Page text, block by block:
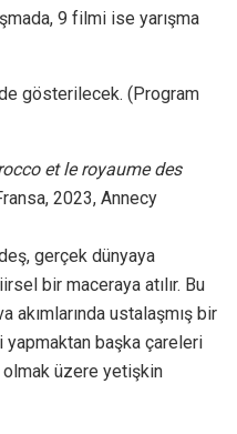
9 filmi ise yarışma
gösterilecek. (Program
et le royaume des
2023, Annecy
gerçek dünyaya
bir maceraya atılır. Bu
akımlarında ustalaşmış bir
başka çareleri
üzere yetişkin